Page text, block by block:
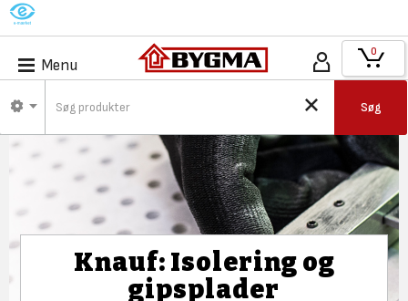
M
Menu
Søg
0
Knauf: Isolering og
gipsplader